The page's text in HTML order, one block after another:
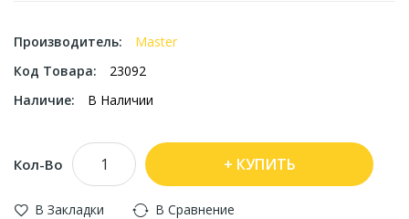
Производитель:
Master
Код Товара:
23092
Наличие:
В Наличии
Кол-Во КУПИТЬ
В Закладки В Сравнение